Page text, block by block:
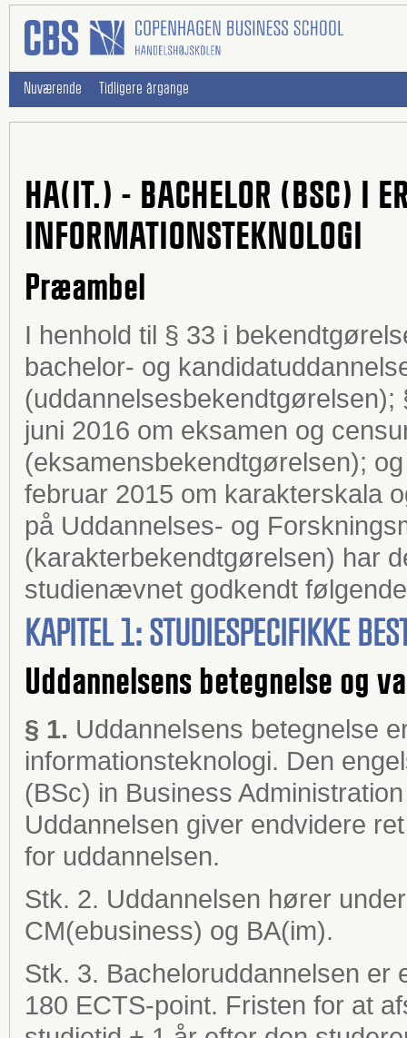
Nuværende Tidligere årgange
HA(IT.) - BACHELOR (BSC) I
INFORMATIONSTEKNOLOGI
Præambel
I henhold til § 33 i
bachelor- og
juni 2016 om eksamen og
(eksamensbekendtgørelsen);
februar 2015 om karakterskala
på Uddannelses- og
(karakterbekendtgørelsen) har
studienævnet godkendt
KAPITEL 1: STUDIESPECIFIKKE
Uddannelsens betegnelse og
§ 1. Uddannelsens betegnelse
informationsteknologi. Den
(BSc) in Business
Uddannelsen giver endvidere
for uddannelsen.
Stk. 2. Uddannelsen hører
CM(ebusiness) og BA(im).
Stk. 3. Bacheloruddannelsen er
180 ECTS-point. Fristen for at